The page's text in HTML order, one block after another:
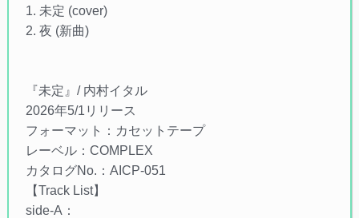
1. 未定 (cover)
2. 夜 (新曲)
『未定』/ 内村イタル
2026年5/1リリース
フォーマット：カセットテープ
レーベル：COMPLEX
カタログNo.：AICP-051
【Track List】
side-A：